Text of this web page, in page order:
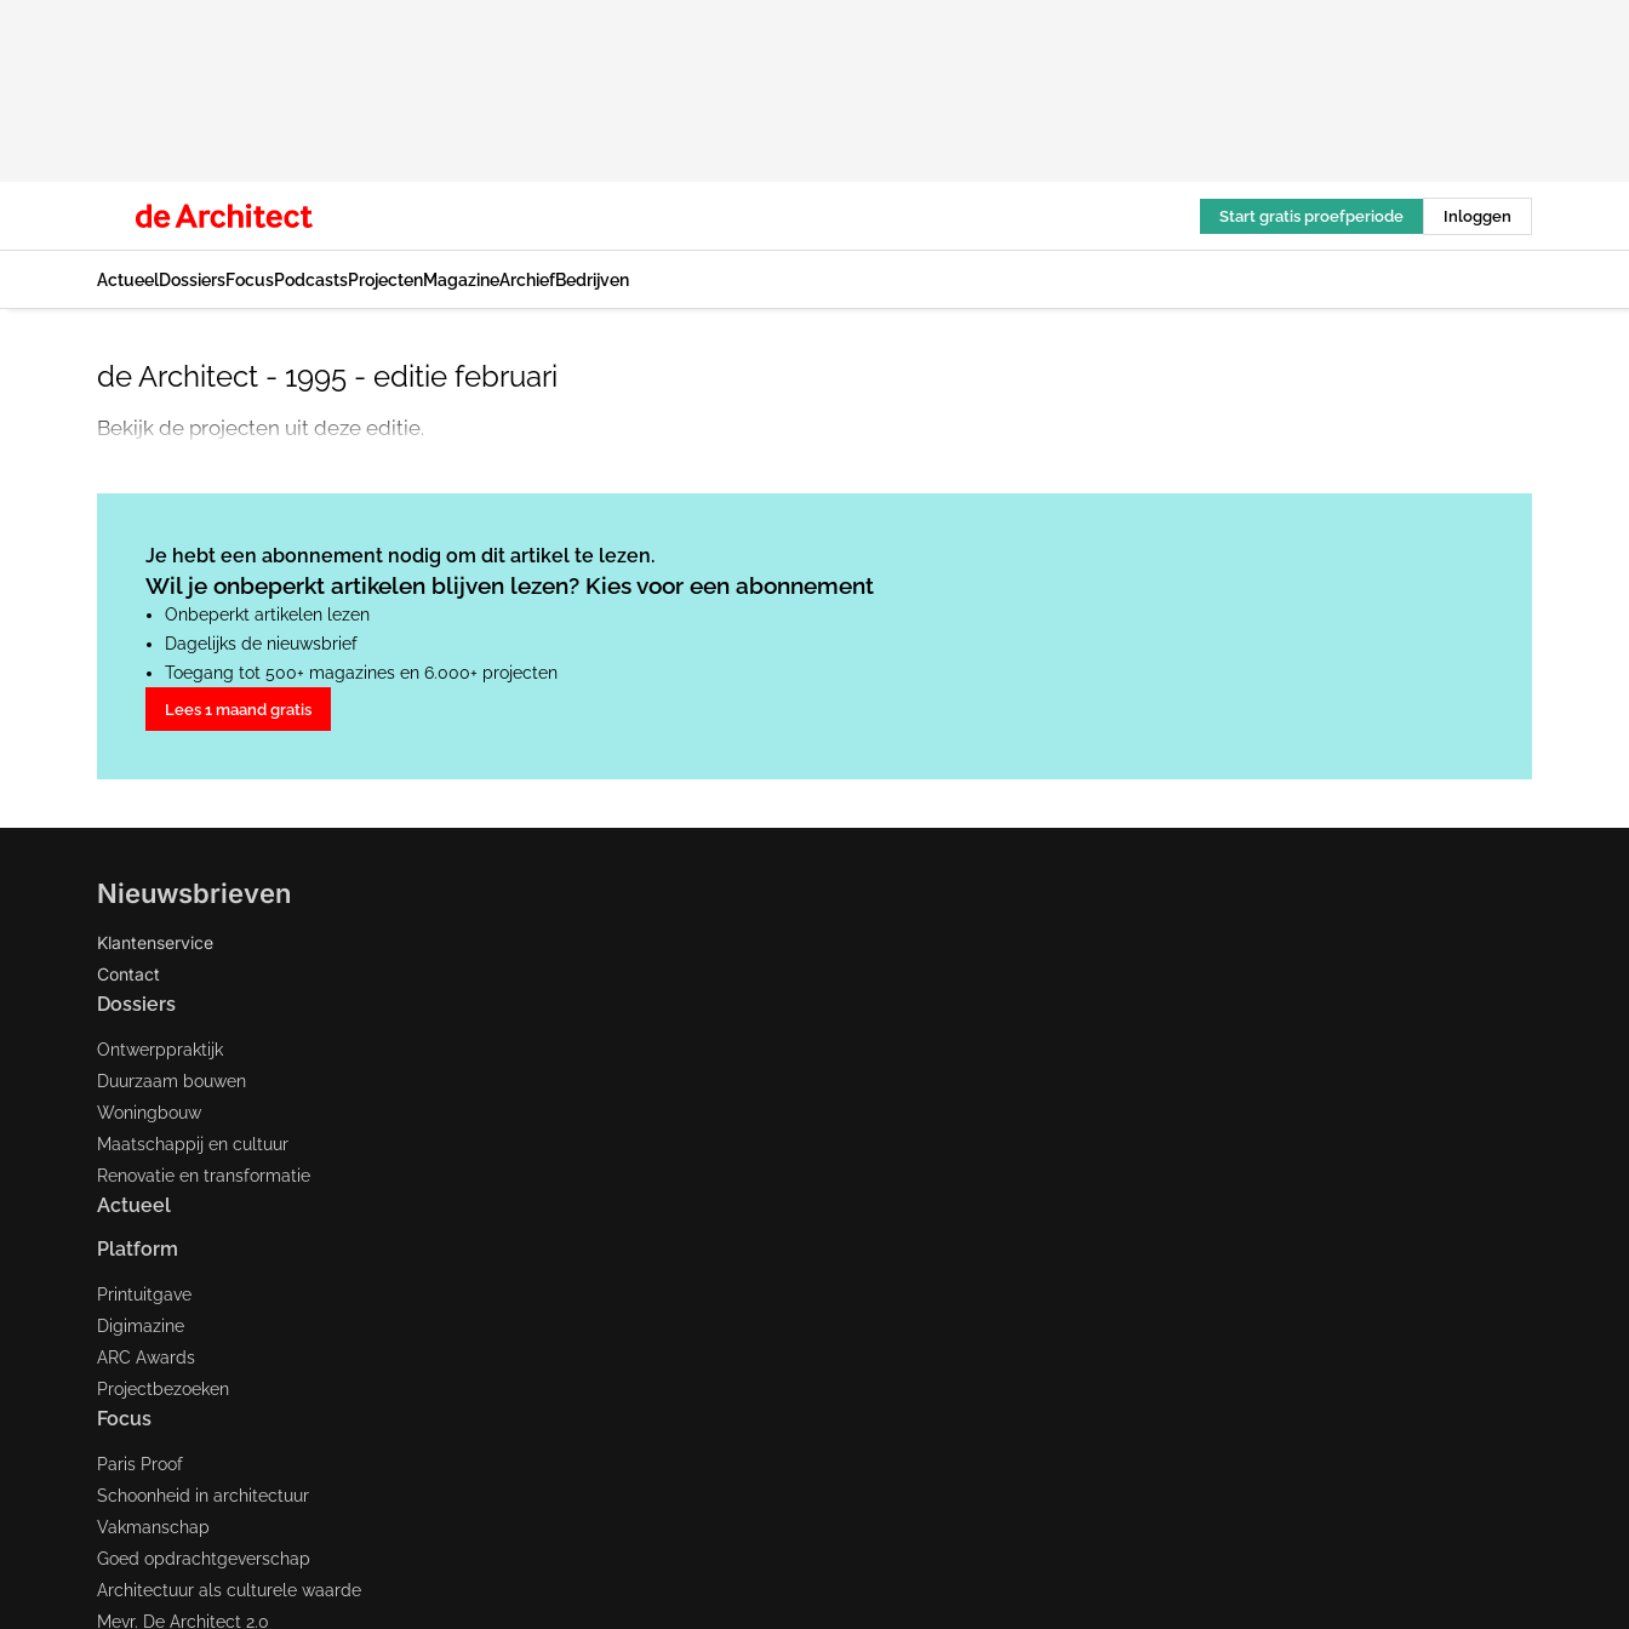
Start gratis proefperiode Inloggen
ActueelDossiersFocusPodcastsProjectenMagazineArchiefBedrijven
de Architect - 1995 - editie februari
Bekijk de projecten uit deze editie.
Je hebt een abonnement nodig om dit artikel te lezen.
Wil je onbeperkt artikelen blijven lezen? Kies voor een abonnement
Onbeperkt artikelen lezen
Dagelijks de nieuwsbrief
Toegang tot 500+ magazines en 6.000+ projecten
Lees 1 maand gratis
Nieuwsbrieven
Klantenservice
Contact
Dossiers
Ontwerppraktijk
Duurzaam bouwen
Woningbouw
Maatschappij en cultuur
Renovatie en transformatie
Actueel
Platform
Printuitgave
Digimazine
ARC Awards
Projectbezoeken
Focus
Paris Proof
Schoonheid in architectuur
Vakmanschap
Goed opdrachtgeverschap
Architectuur als culturele waarde
Mevr. De Architect 2.0